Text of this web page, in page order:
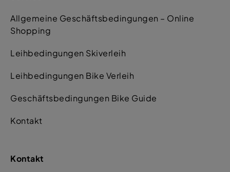
Allgemeine Geschäftsbedingungen – Online
Shopping
Leihbedingungen Skiverleih
Leihbedingungen Bike Verleih
Geschäftsbedingungen Bike Guide
Kontakt
Kontakt